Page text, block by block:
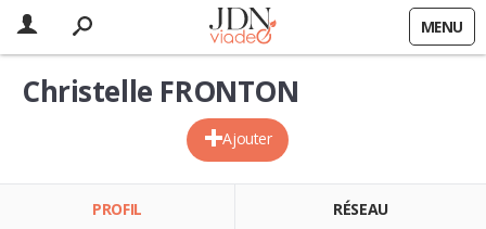
MENU
Ajouter
Christelle FRONTON
PROFIL RÉSEAU